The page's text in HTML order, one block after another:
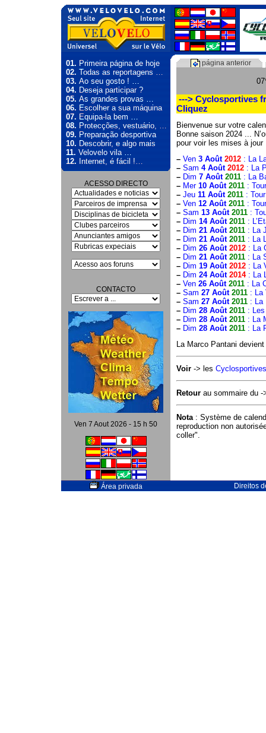
01.Primeira página de hoje
02.Todas as reportagens …
03.Ao seu gosto ! …
04.Deseja participar ?
05.As grandes provas …
06.Escolher a sua máquina
07.Equipa-la bem …
08.Protecções, vestuário, …
09.Preparação desportiva
10.Descobrir, e algo mais
11.Velovelo vila …
12.Internet, é fácil !…
ACESSO DIRECTO
CONTACTO
Ven 7 Aout 2026 - 15 h 50
página anterior
---> Cyclosportives
Cliquez
Bienvenue sur votre
Bonne saison 2024 ...
pour voir les mises à jour
– Ven 3 Août 2012 : La
– Sam 4 Août 2012 : La
– Dim 7 Août 2011 : La
– Mer 10 Août 2011 :
– Jeu 11 Août 2011 :
– Ven 12 Août 2011 :
– Sam 13 Août 2011 :
– Dim 14 Août 2011 :
– Dim 21 Août 2011 : La
– Dim 21 Août 2011 : La
– Dim 26 Août 2012 : La
– Dim 21 Août 2011 : La
– Dim 19 Août 2012 : La
– Dim 24 Août 2014: La
– Ven 26 Août 2011 : La
– Sam 27 Août 2011 : La
– Sam 27 Août 2011 : La
– Dim 28 Août 2011 :
– Dim 28 Août 2011 : La
– Dim 28 Août 2011 : La
La Marco Pantani
Voir -> les
Retour au sommaire du
Nota: Système de
reproduction non
coller".
Área privada Direitos